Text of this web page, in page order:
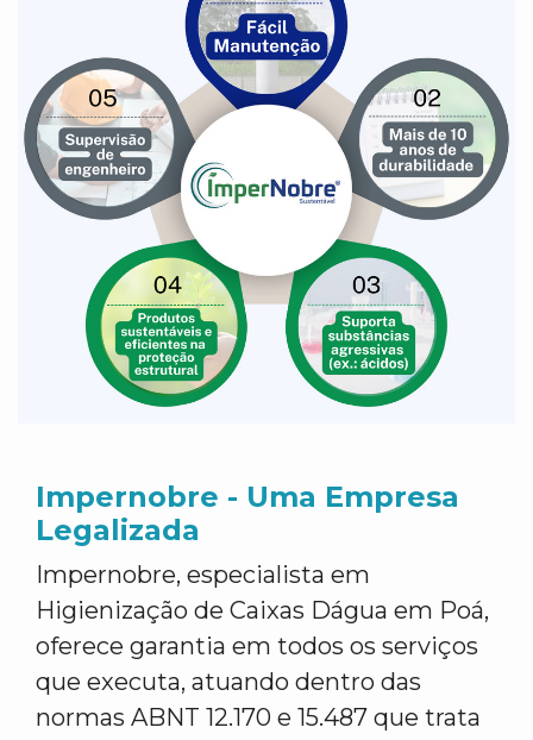
Impernobre - Uma Empresa
Legalizada
Impernobre, especialista em
Higienização de Caixas Dágua em Poá,
oferece garantia em todos os serviços
que executa, atuando dentro das
normas ABNT 12.170 e 15.487 que trata